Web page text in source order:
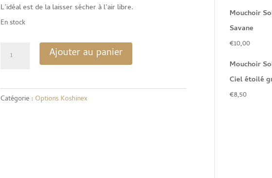
L’idéal est de la laisser sécher à l’air libre.
En stock
boîte
Ajouter au panier
Catégorie :Options Koshinex
prix
Mouchoir
Savane
€10,00
Mouchoir
Ciel étoilé
€8,50